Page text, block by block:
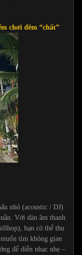
chơi đêm “chất”
nhỏ (acoustic / DJ)
Với dàn âm thanh
bạn có thể thu
muốn tìm không gian
để diễn nhạc nhẹ –